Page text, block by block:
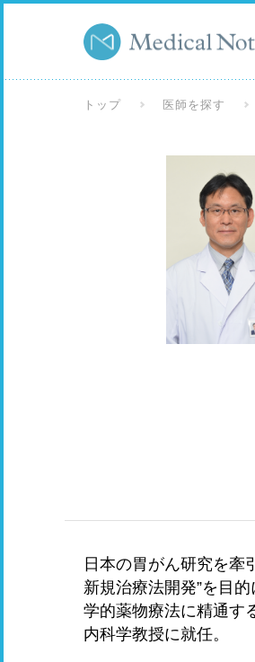
トップ 医師を探す
日本の胃がん研究を牽
新規治療法開発”を目
学的薬物療法に精通す
内科学教授に就任。